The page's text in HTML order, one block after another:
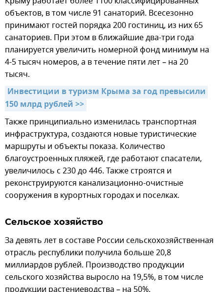
объектов, в том числе 91 санаторий. Всесезонно
принимают гостей порядка 200 гостиниц, из них 65
санаториев. При этом в ближайшие два-три года
планируется увеличить номерной фонд минимум на
4-5 тысяч номеров, а в течение пяти лет – на 20
тысяч.
Инвестиции в туризм Крыма за год превысили
150 млрд рублей >>
Также принципиально изменилась транспортная
инфраструктура, создаются новые туристические
маршруты и объекты показа. Количество
благоустроенных пляжей, где работают спасатели,
увеличилось с 230 до 446. Также строятся и
реконструируются канализационно-очистные
сооружения в курортных городах и поселках.
Сельское хозяйство
За девять лет в составе России сельскохозяйственная
отрасль республики получила больше 20,8
миллиардов рублей. Производство продукции
сельского хозяйства выросло на 19,5%, в том числе
продукции растениеводства – на 50%.